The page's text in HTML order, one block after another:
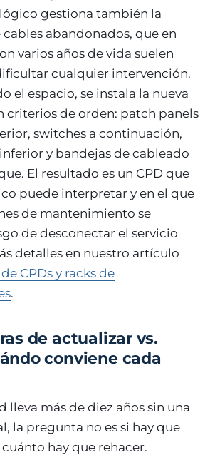
gestiona también la
abandonados, que en
varios años de vida suelen
cualquier intervención.
el espacio, se instala la nueva
criterios de orden: patch panels
switches a continuación,
y bandejas de cableado
El resultado es un CPD que
puede interpretar y en el que
de mantenimiento se
de desconectar el servicio
detalles en nuestro artículo
CPDs y racks de
.
de actualizar vs.
conviene cada
lleva más de diez años sin una
la pregunta no es si hay que
hay que rehacer.